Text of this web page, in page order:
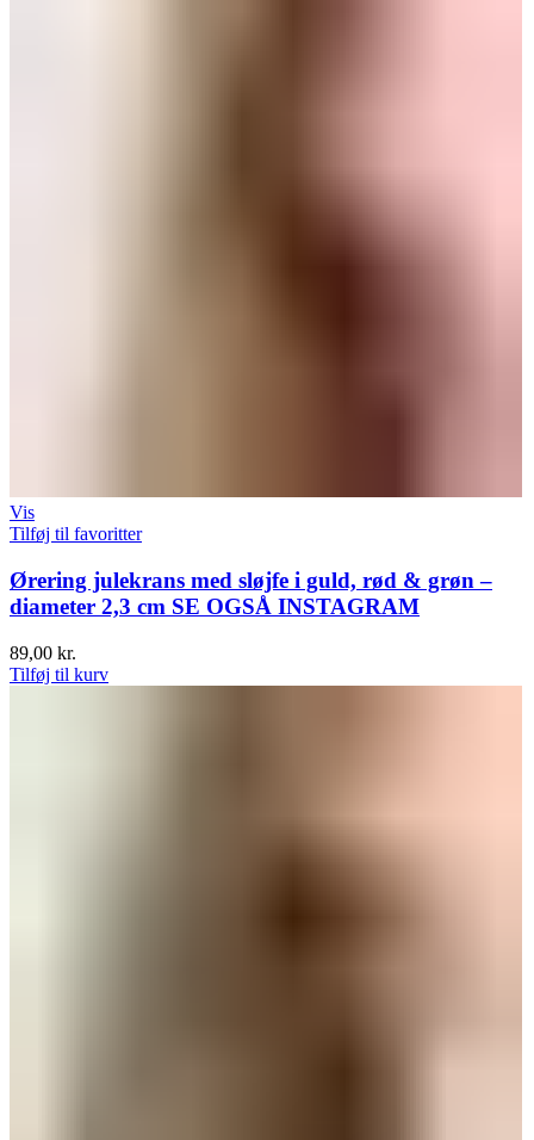
Vis
Tilføj til favoritter
Ørering julekrans med sløjfe i guld, rød & grøn –
diameter 2,3 cm SE OGSÅ INSTAGRAM
89,00 kr.
Tilføj til kurv